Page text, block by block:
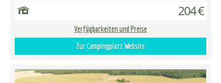
204 €
Verfügbarkeiten und Preise
Zur Campingplatz Website